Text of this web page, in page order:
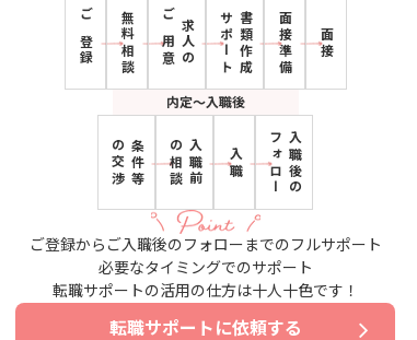
ご登録 無料相談 求人の
ご用意 書類作成
サポート 面接準備 面接
内定〜入職後
条件等
の交渉 入職前
の相談 入職 入職後の
フォロー
ご登録からご入職後のフォローまでのフルサポート
必要なタイミングでのサポート
転職サポートの活用の仕方は十人十色です！
転職サポートに依頼する